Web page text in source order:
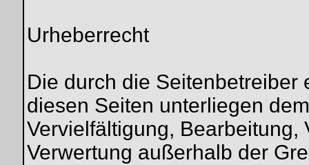
Urheberrecht
Die durch die Seitenbetreiber
diesen Seiten unterliegen
Vervielfältigung, Bearbeitung,
Verwertung außerhalb der